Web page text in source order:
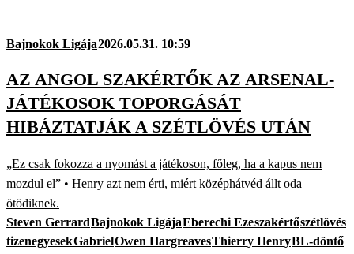
Bajnokok Ligája2026.05.31. 10:59
AZ ANGOL SZAKÉRTŐK AZ ARSENAL-
JÁTÉKOSOK TOPORGÁSÁT
HIBÁZTATJÁK A SZÉTLÖVÉS UTÁN
„Ez csak fokozza a nyomást a játékoson, főleg, ha a kapus nem
mozdul el” • Henry azt nem érti, miért középhátvéd állt oda
ötödiknek.
Steven GerrardBajnokok LigájaEberechi Ezeszakértőszétlövés
tizenegyesekGabrielOwen HargreavesThierry HenryBL-döntő